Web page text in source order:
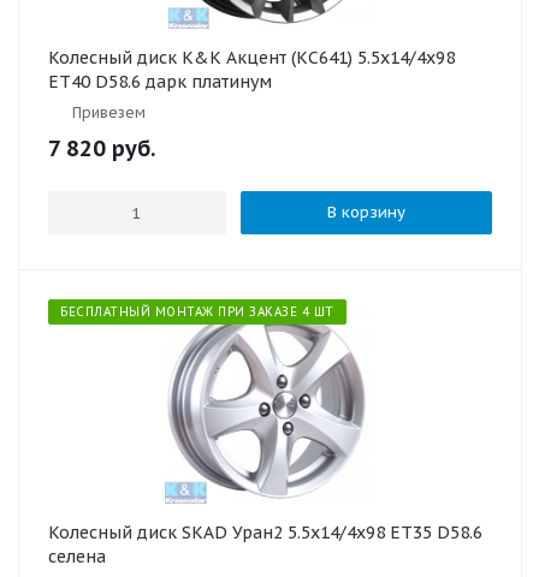
Колесный диск K&K Акцент (КС641) 5.5x14/4x98
ET40 D58.6 дарк платинум
Привезем
7 820 руб.
В корзину
БЕСПЛАТНЫЙ МОНТАЖ ПРИ ЗАКАЗЕ 4 ШТ
Колесный диск SKAD Уран2 5.5x14/4x98 ET35 D58.6
селена